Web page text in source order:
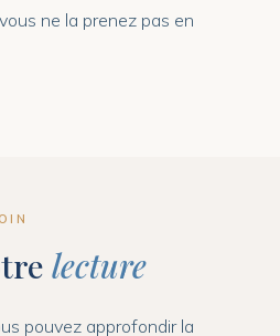
ne la prenez pas en
lecture
pouvez approfondir la